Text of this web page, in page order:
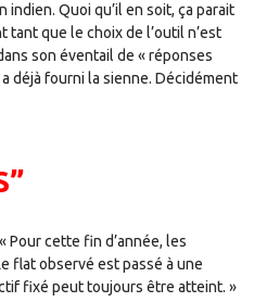
indien. Quoi qu’il en soit, ça parait
que le choix de l’outil n’est
son éventail de « réponses
déjà fourni la sienne. Décidément
Pour cette fin d’année, les
flat observé est passé à une
fixé peut toujours être atteint. »